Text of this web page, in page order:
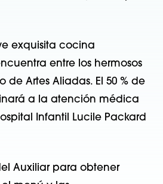
exquisita cocina
entre los hermosos
de Artes Aliadas. El 50 % de
a la atención médica
Infantil Lucile Packard
Auxiliar para obtener